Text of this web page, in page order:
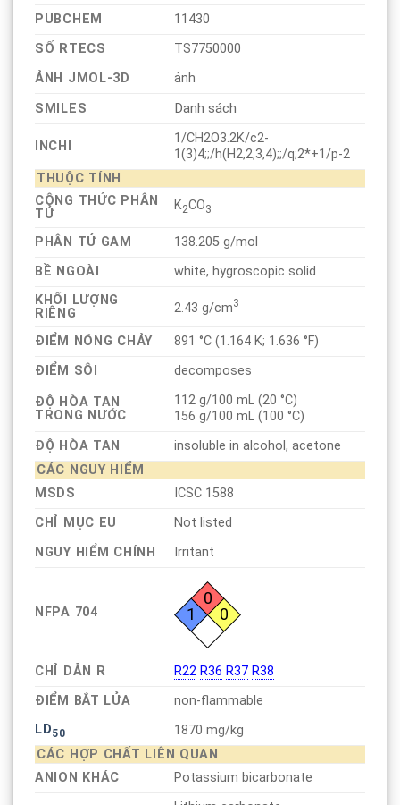
PUBCHEM
11430
SỐ RTECS
TS7750000
ẢNH JMOL-3D
ảnh
SMILES
Danh sách
INCHI
1/CH2O3.2K/c2-
1(3)4;;/h(H2,2,3,4);;/q;2*+1/p-2
THUỘC TÍNH
CÔNG THỨC PHÂN
TỬ
K2CO3
PHÂN TỬ GAM
138.205 g/mol
BỀ NGOÀI
white, hygroscopic solid
KHỐI LƯỢNG
RIÊNG
2.43 g/cm3
ĐIỂM NÓNG CHẢY
891 °C (1.164 K; 1.636 °F)
ĐIỂM SÔI
decomposes
ĐỘ HÒA TAN
TRONG NƯỚC
112 g/100 mL (20 °C)
156 g/100 mL (100 °C)
ĐỘ HÒA TAN
insoluble in alcohol, acetone
CÁC NGUY HIỂM
MSDS
ICSC 1588
CHỈ MỤC EU
Not listed
NGUY HIỂM CHÍNH
Irritant
NFPA 704
0
1
0
CHỈ DẪN R R22 R36 R37 R38
ĐIỂM BẮT LỬA
non-flammable
LD50
1870 mg/kg
CÁC HỢP CHẤT LIÊN QUAN
ANION KHÁC
Potassium bicarbonate